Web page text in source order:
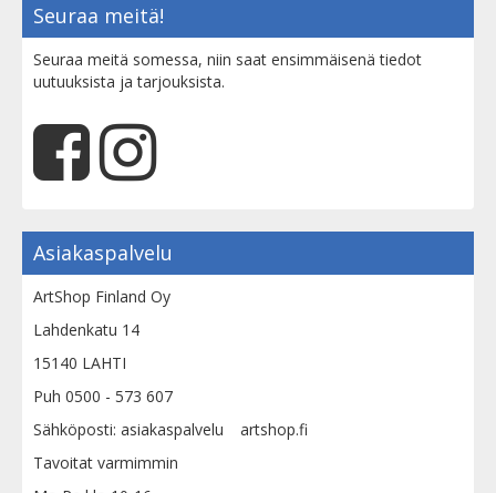
Seuraa meitä!
Seuraa meitä somessa, niin saat ensimmäisenä tiedot
uutuuksista ja tarjouksista.
Asiakaspalvelu
ArtShop Finland Oy
Lahdenkatu 14
15140 LAHTI
Puh 0500 - 573 607
Sähköposti: asiakaspalvelu
artshop.fi
Tavoitat varmimmin